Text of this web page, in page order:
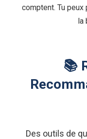
comptent. Tu
la
📚
Des outils de